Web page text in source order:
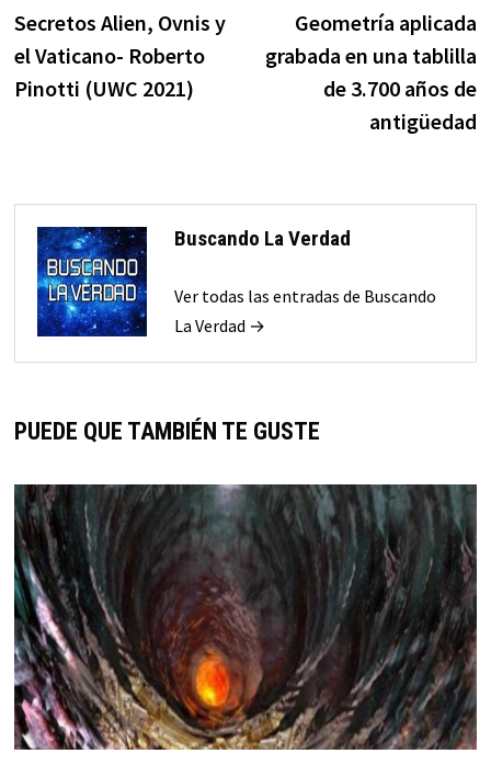
de
entradas
anterior:
Secretos Alien, Ovnis y
el Vaticano- Roberto
Pinotti (UWC 2021)
Geometría aplicada
grabada en una tablilla
de 3.700 años de
antigüedad
Buscando La Verdad
Ver todas las entradas de Buscando
La Verdad →
PUEDE QUE TAMBIÉN TE GUSTE